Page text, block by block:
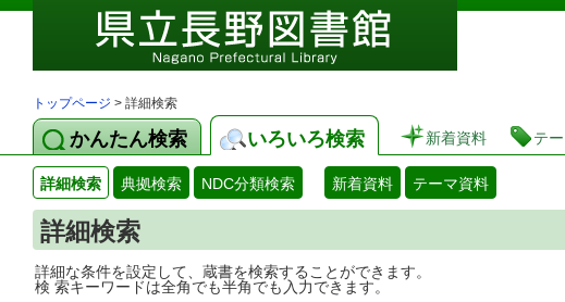
図書
トップページ > 詳細検索
かんたん検索 いろいろ検索 新着資料 テ
詳細検索 典拠検索 NDC分類検索 新着資料 テーマ資料
詳細検索
詳細な条件を設定して、蔵書を検索することができます。
検 索キーワードは全角でも半角でも入力できます。